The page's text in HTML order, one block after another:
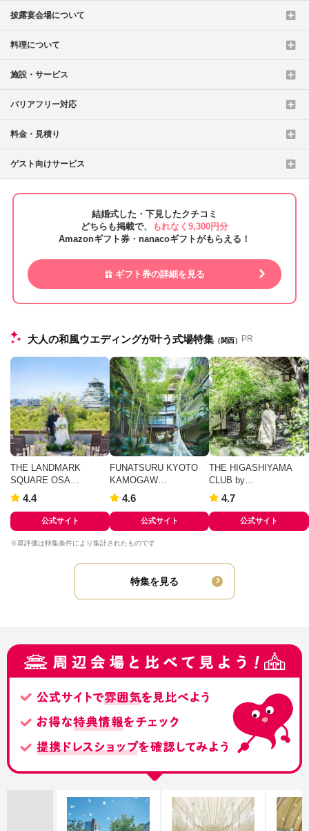
披露宴会場について
料理について
施設・サービス
バリアフリー対応
料金・見積り
ゲスト向けサービス
結婚式した・下見したクチコミ
どちらも掲載で、
もれなく9,300円分
Amazonギフト券・nanacoギフトがもらえる！
ギフト券の詳細を見る
大人の和風ウエディングが叶う式場特集 （関西） PR
THE LANDMARK
SQUARE OSA…
4.4
公式サイト
FUNATSURU KYOTO
KAMOGAW…
4.6
公式サイト
THE HIGASHIYAMA
CLUB by…
4.7
公式サイト
※星評価は特集条件により集計されたものです
特集を見る